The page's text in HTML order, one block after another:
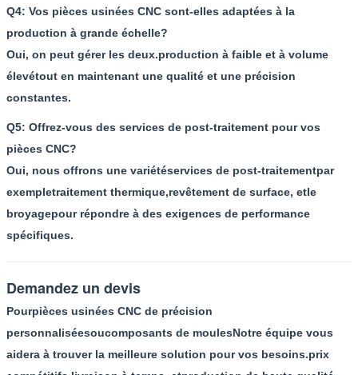
Q4: Vos pièces usinées CNC sont-elles adaptées à la
production à grande échelle?
Oui, on peut gérer les deux.production à faible et à volume
élevétout en maintenant une qualité et une précision
constantes.
Q5: Offrez-vous des services de post-traitement pour vos
pièces CNC?
Oui, nous offrons une variétéservices de post-traitementpar
exempletraitement thermique,revêtement de surface, etle
broyagepour répondre à des exigences de performance
spécifiques.
Demandez un devis
Pourpièces usinées CNC de précision
personnaliséesoucomposants de moulesNotre équipe vous
aidera à trouver la meilleure solution pour vos besoins.prix